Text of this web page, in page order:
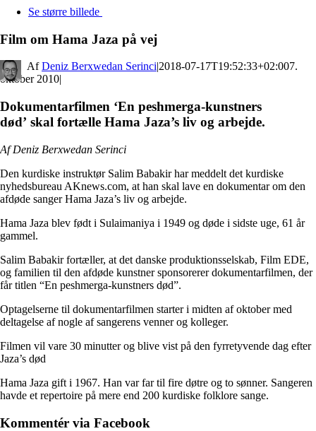
Se større billede
Film om Hama Jaza på vej
By Deniz Berxwedan Serinci|2018-07-17T19:52:33+02:007.
oktober 2010|
Dokumentarfilmen ‘En peshmerga-kunstners
død’ skal fortælle Hama Jaza’s liv og arbejde.
Af Deniz Berxwedan Serinci
Den kurdiske instruktør Salim Babakir har meddelt det kurdiske
nyhedsbureau AKnews.com, at han skal lave en dokumentar om den
afdøde sanger Hama Jaza’s liv og arbejde.
Hama Jaza blev født i Sulaimaniya i 1949 og døde i sidste uge, 61 år
gammel.
Salim Babakir fortæller, at det danske produktionsselskab, Film EDE,
og familien til den afdøde kunstner sponsorerer dokumentarfilmen, der
får titlen “En peshmerga-kunstners død”.
Optagelserne til dokumentarfilmen starter i midten af oktober med
deltagelse af nogle af sangerens venner og kolleger.
Filmen vil vare 30 minutter og blive vist på den fyrretyvende dag efter
Jaza’s død
Hama Jaza gift i 1967. Han var far til fire døtre og to sønner. Sangeren
havde et repertoire på mere end 200 kurdiske folklore sange.
Kommentér via Facebook